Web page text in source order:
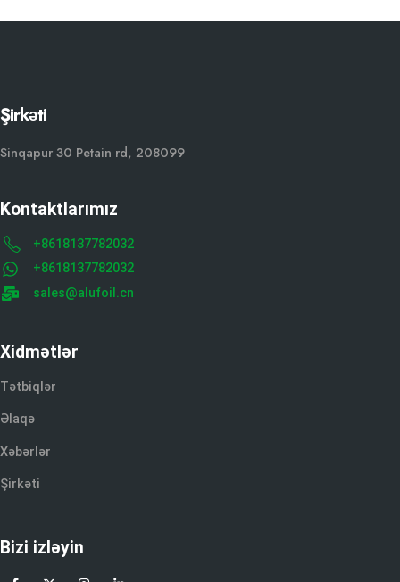
Şirkəti
Sinqapur 30 Petain rd, 208099
Kontaktlarımız
+8618137782032
+8618137782032
sales@alufoil.cn
Xidmətlər
Tətbiqlər
Əlaqə
Xəbərlər
Şirkəti
Bizi izləyin